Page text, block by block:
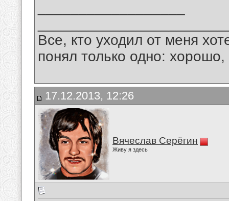
Все, кто уходил от меня
понял только одно:
17.12.2013, 12:26
Вячеслав Серёгин
Живу я здесь